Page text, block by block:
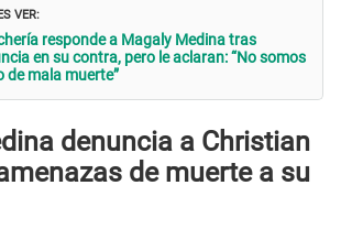
VER:
responde a Magaly Medina tras
en su contra, pero le aclaran: “No somos
de mala muerte”
denuncia a Christian
de muerte a su